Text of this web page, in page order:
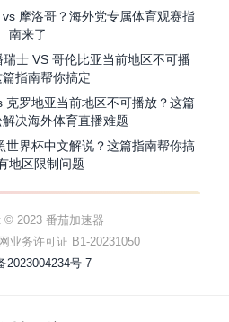
摩洛哥？海外党专属体育观赛指
南来了
士 VS 哥伦比亚当前地区不可播
指南帮你搞定
克罗地亚当前地区不可播放？这篇
决海外体育直播难题
世界杯中文解说？这篇指南帮你搞
地区限制问题
© 2023 番茄加速器
业务许可证 B1-20231050
2023004234号-7